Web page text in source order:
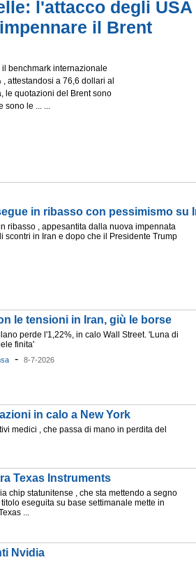
l'attacco degli USA
il Brent
il benchmark internazionale
attestandosi a 76,6 dollari al
le quotazioni del Brent sono
sono le ... ...
in ribasso con pessimismo su
ribasso , appesantita dalla nuova impennata
scontri in Iran e dopo che il Presidente Trump
le tensioni in Iran, giù le borse
perde l'1,22%, in calo Wall Street. 'Luna di
finita'
- 8-7-2026
in calo a New York
medici , che passa di mano in perdita del
Texas Instruments
chip statunitense , che sta mettendo a segno
eseguita su base settimanale mette in
...
Nvidia